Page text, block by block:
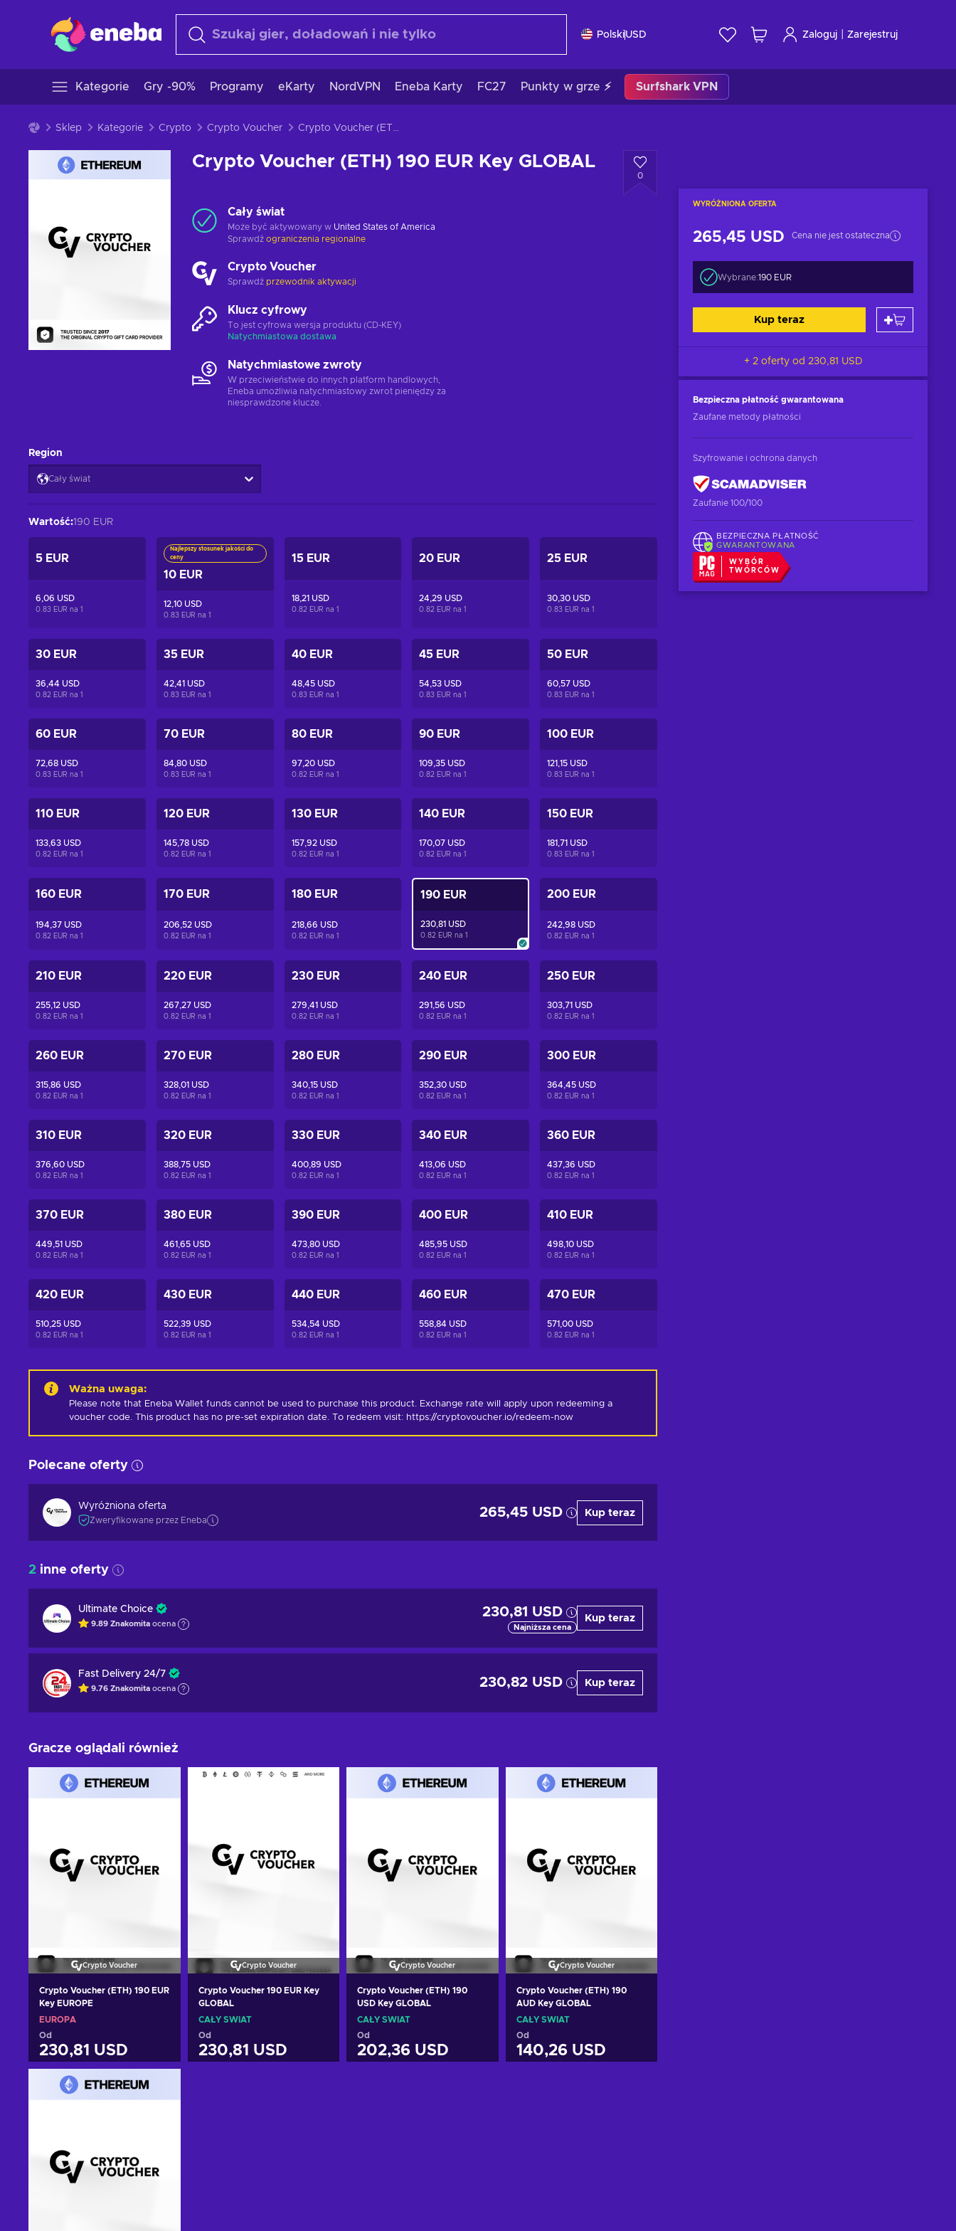
PolskiUSD Zaloguj Zarejestruj
Kategorie Gry -90% Programy eKarty NordVPN Eneba Karty FC27 Punkty w grze ⚡ Surfshark VPN
Sklep Kategorie Crypto Crypto Voucher Crypto Voucher (ETH) 190 EUR Key GLOBAL
Crypto Voucher (ETH) 190 EUR Key GLOBAL
0
WYRÓŻNIONA OFERTA
265,45 USD Cena nie jest ostateczna
Wybrane:190 EUR
Kup teraz
+ 2 oferty od 230,81 USD
Bezpieczna płatność gwarantowana
Zaufane metody płatności
Szyfrowanie i ochrona danych
Zaufanie 100/100
BEZPIECZNA PŁATNOŚĆ
GWARANTOWANA
WYBÓR
TWÓRCÓW
Cały świat
Może być aktywowany w United States of America
Sprawdź ograniczenia regionalne
Crypto Voucher
Sprawdź przewodnik aktywacji
Klucz cyfrowy
To jest cyfrowa wersja produktu (CD-KEY)
Natychmiastowa dostawa
Natychmiastowe zwroty
W przeciwieństwie do innych platform handlowych,
Eneba umożliwia natychmiastowy zwrot pieniędzy za
niesprawdzone klucze.
Region
Cały świat
Wartość:190 EUR
5 EUR
6,06 USD
0.83 EUR na 1
Najlepszy stosunek jakości do
ceny
10 EUR
12,10 USD
0.83 EUR na 1
15 EUR
18,21 USD
0.82 EUR na 1
20 EUR
24,29 USD
0.82 EUR na1
25 EUR
30,30 USD
0.83 EUR na1
30 EUR
36,44 USD
0.82 EUR na 1
35 EUR
42,41 USD
0.83 EUR na 1
40 EUR
48,45 USD
0.83 EUR na 1
45 EUR
54,53 USD
0.83 EUR na1
50 EUR
60,57 USD
0.83 EUR na1
60 EUR
72,68 USD
0.83 EUR na 1
70 EUR
84,80 USD
0.83 EUR na 1
80 EUR
97,20 USD
0.82 EUR na 1
90 EUR
109,35 USD
0.82 EUR na1
100 EUR
121,15 USD
0.83 EUR na1
110 EUR
133,63 USD
0.82 EUR na 1
120 EUR
145,78 USD
0.82 EUR na 1
130 EUR
157,92 USD
0.82 EUR na 1
140 EUR
170,07 USD
0.82 EUR na1
150 EUR
181,71 USD
0.83 EUR na1
160 EUR
194,37 USD
0.82 EUR na 1
170 EUR
206,52 USD
0.82 EUR na 1
180 EUR
218,66 USD
0.82 EUR na 1
190 EUR
230,81 USD
0.82 EUR na1
200 EUR
242,98 USD
0.82 EUR na1
210 EUR
255,12 USD
0.82 EUR na 1
220 EUR
267,27 USD
0.82 EUR na 1
230 EUR
279,41 USD
0.82 EUR na 1
240 EUR
291,56 USD
0.82 EUR na1
250 EUR
303,71 USD
0.82 EUR na1
260 EUR
315,86 USD
0.82 EUR na 1
270 EUR
328,01 USD
0.82 EUR na 1
280 EUR
340,15 USD
0.82 EUR na 1
290 EUR
352,30 USD
0.82 EUR na1
300 EUR
364,45 USD
0.82 EUR na1
310 EUR
376,60 USD
0.82 EUR na 1
320 EUR
388,75 USD
0.82 EUR na 1
330 EUR
400,89 USD
0.82 EUR na 1
340 EUR
413,06 USD
0.82 EUR na1
360 EUR
437,36 USD
0.82 EUR na1
370 EUR
449,51 USD
0.82 EUR na 1
380 EUR
461,65 USD
0.82 EUR na 1
390 EUR
473,80 USD
0.82 EUR na 1
400 EUR
485,95 USD
0.82 EUR na1
410 EUR
498,10 USD
0.82 EUR na1
420 EUR
510,25 USD
0.82 EUR na 1
430 EUR
522,39 USD
0.82 EUR na 1
440 EUR
534,54 USD
0.82 EUR na 1
460 EUR
558,84 USD
0.82 EUR na1
470 EUR
571,00 USD
0.82 EUR na1
Ważna uwaga:
Please note that Eneba Wallet funds cannot be used to purchase this product. Exchange rate will apply upon redeeming a
voucher code. This product has no pre-set expiration date. To redeem visit: https://cryptovoucher.io/redeem-now
Polecane oferty
Wyróżniona oferta
Zweryfikowane przez Eneba
265,45 USD Kup teraz
2 inne oferty
Ultimate Choice
9.89 Znakomita ocena
230,81 USD
Najniższa cena
Kup teraz
Fast Delivery 24/7
9.76 Znakomita ocena 230,82 USD Kup teraz
Gracze oglądali również
Crypto Voucher
Crypto Voucher (ETH) 190 EUR
Key EUROPE
EUROPA
Od
230,81 USD
Dodaj do koszyka
Crypto Voucher
Crypto Voucher 190 EUR Key
GLOBAL
CAŁY ŚWIAT
Od
230,81 USD
Crypto Voucher
Crypto Voucher (ETH) 190
USD Key GLOBAL
CAŁY ŚWIAT
Od
202,36 USD
Crypto Voucher
Crypto Voucher (ETH) 190
AUD Key GLOBAL
CAŁY ŚWIAT
Od
140,26 USD